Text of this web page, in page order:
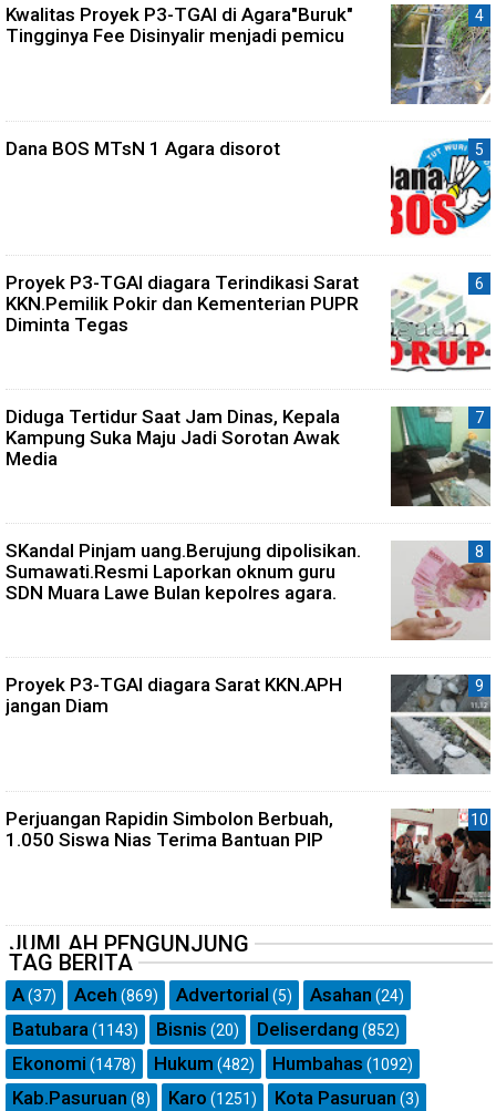
Kwalitas Proyek P3-TGAI di Agara"Buruk"
Tingginya Fee Disinyalir menjadi pemicu
Dana BOS MTsN 1 Agara disorot
Proyek P3-TGAI diagara Terindikasi Sarat
KKN.Pemilik Pokir dan Kementerian PUPR
Diminta Tegas
Diduga Tertidur Saat Jam Dinas, Kepala
Kampung Suka Maju Jadi Sorotan Awak
Media
SKandal Pinjam uang.Berujung dipolisikan.
Sumawati.Resmi Laporkan oknum guru
SDN Muara Lawe Bulan kepolres agara.
Proyek P3-TGAI diagara Sarat KKN.APH
jangan Diam
Perjuangan Rapidin Simbolon Berbuah,
1.050 Siswa Nias Terima Bantuan PIP
JUMLAH PENGUNJUNG
TAG BERITA
A(37) Aceh (869) Advertorial (5) Asahan (24)
Batubara(1143) Bisnis (20) Deliserdang (852)
Ekonomi (1478) Hukum (482) Humbahas (1092)
Kab.Pasuruan (8) Karo (1251) Kota Pasuruan (3)